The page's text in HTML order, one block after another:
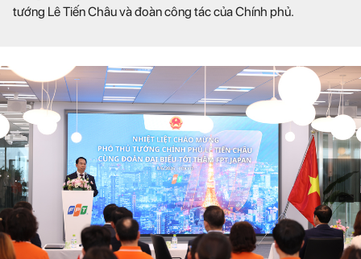
tướng Lê Tiến Châu và đoàn công tác của Chính phủ.